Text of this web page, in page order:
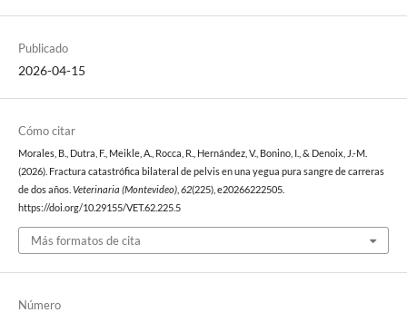
Publicado
2026-04-15
Cómo citar
Morales, B., Dutra, F., Meikle, A., Rocca, R., Hernández, V., Bonino, I., & Denoix, J.-M.
(2026). Fractura catastrófica bilateral de pelvis en una yegua pura sangre de carreras
de dos años. Veterinaria (Montevideo), 62(225), e20266222505.
https://doi.org/10.29155/VET.62.225.5
Más formatos de cita
Número